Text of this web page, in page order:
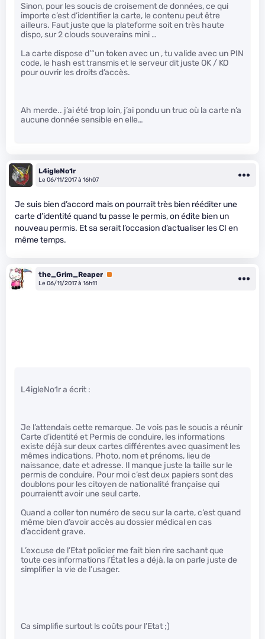
Sinon, pour les soucis de croisement de données, ce qui
importe c’est d’identifier la carte, le contenu peut être
ailleurs. Faut juste que la plateforme soit en très haute
dispo, sur 2 clouds souverains mini …
La carte dispose d’“un token avec un , tu valide avec un PIN
code, le hash est transmis et le serveur dit juste OK / KO
pour ouvrir les droits d’accès.
Ah merde.. j’ai été trop loin, j’ai pondu un truc où la carte n’a
aucune donnée sensible en elle…
L4igleNo1r
Le 06/11/2017 à 16h07
Je suis bien d’accord mais on pourrait très bien rééditer une
carte d’identité quand tu passe le permis, on édite bien un
nouveau permis. Et sa serait l’occasion d’actualiser les CI en
même temps.
the_Grim_Reaper Premium
Le 06/11/2017 à 16h11
L4igleNo1r a écrit :
Je l’attendais cette remarque. Je vois pas le soucis a réunir
Carte d’identité et Permis de conduire, les informations
existe déjà sur deux cartes différentes avec quasiment les
mêmes indications. Photo, nom et prénoms, lieu de
naissance, date et adresse. Il manque juste la taille sur le
permis de conduire. Pour moi c’est deux papiers sont des
doublons pour les citoyen de nationalité française qui
pourraientt avoir une seul carte.
Quand a coller ton numéro de secu sur la carte, c’est quand
même bien d’avoir accès au dossier médical en cas
d’accident grave.
L’excuse de l’Etat policier me fait bien rire sachant que
toute ces informations l’État les a déjà, la on parle juste de
simplifier la vie de l’usager.
Ca simplifie surtout ls coûts pour l’Etat ;)